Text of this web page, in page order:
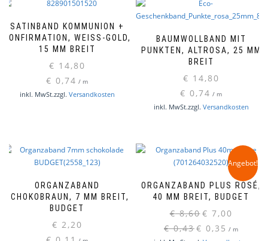
SATINBAND KOMMUNION +
KONFIRMATION, WEISS-GOLD, 1
5 MM BREIT
€ 14,80
€ 0,74 / m
inkl. MwSt.zzgl. Versandkosten
BAUMWOLLBAND MIT
PUNKTEN, ALTROSA, 25 MM
BREIT
€ 14,80
€ 0,74 / m
inkl. MwSt.zzgl. Versandkosten
ORGANZABAND
SCHOKOBRAUN, 7 MM BREIT,
BUDGET
€ 2,20
ORGANZABAND PLUS ROSÉ,
40 MM BREIT, BUDGET
Angebot!
€8,60 Ursprünglicher
Preis
€ 7,00
€0,43€ 0,35 / m